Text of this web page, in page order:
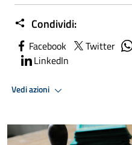
Condividi:
Facebook Twitter
LinkedIn
Vedi azioni